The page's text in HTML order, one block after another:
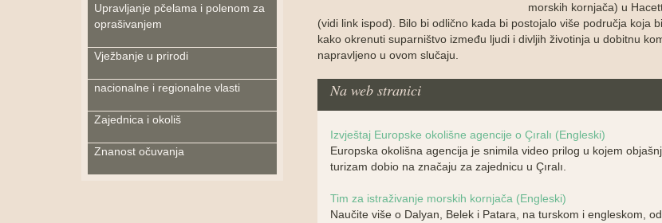
Upravljanje pčelama i polenom za
oprašivanjem
Vježbanje u prirodi
nacionalne i regionalne vlasti
Zajednica i okoliš
Znanost očuvanja
morskih kornjača) u
(vidi link ispod). Bilo bi odlično kada bi postojalo više područja koja
kako okrenuti suparništvo između ljudi i divljih životinja u dobitnu
napravljeno u ovom slučaju.
Na web stranici
Izvještaj Europske okolišne agencije o Çıralı (Engleski)
Europska okolišna agencija je snimila video prilog u kojem
turizam dobio na značaju za zajednicu u Çıralı.
Tim za istraživanje morskih kornjača (Engleski)
Naučite više o Dalyan, Belek i Patara, na turskom i engleskom,